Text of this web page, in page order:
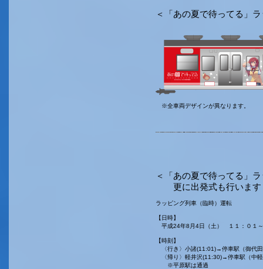
＜「あの夏で待ってる」
※全車両デザインが異なります。
＜「あの夏で待ってる」
更に出発式も行います
ラッピング列車（臨時）運転
【日時】
平成24年8月4日（土） １１：０１
【時刻】
〈行き〉小諸(11:01)→停車駅（御代
〈帰り〉軽井沢(11:30)→停車駅（中
※平原駅は通過